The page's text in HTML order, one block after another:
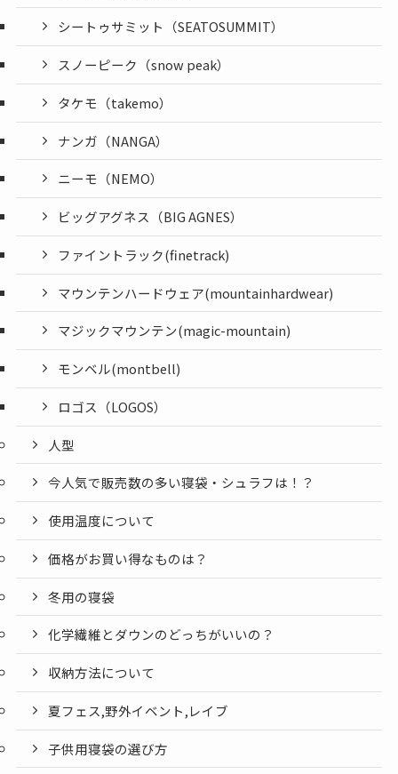
シートゥサミット（SEATOSUMMIT）
スノーピーク（snow peak）
タケモ（takemo）
ナンガ（NANGA）
ニーモ（NEMO）
ビッグアグネス（BIG AGNES）
ファイントラック(finetrack)
マウンテンハードウェア(mountainhardwear)
マジックマウンテン(magic-mountain)
モンベル(montbell)
ロゴス（LOGOS）
人型
今人気で販売数の多い寝袋・シュラフは！？
使用温度について
価格がお買い得なものは？
冬用の寝袋
化学繊維とダウンのどっちがいいの？
収納方法について
夏フェス,野外イベント,レイブ
子供用寝袋の選び方